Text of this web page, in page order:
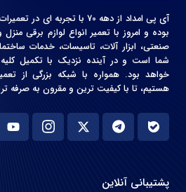
آی پی امداد از دهه 70 با تجربه
بوده و امروز با تعمیر انواع لوازم برقی
صنعتی، ابزار آلات، تاسیسات، خدمات
شما است و در آینده نزدیک با تکمیل
خواهد بود. همواره با شبکه بزرگی از
هستیم، تا با کیفیت ترین و مقرون به صرفه
پشتیبانی آنلاین